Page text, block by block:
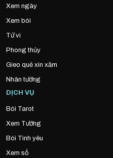
Xem ngày
Xem bói
Tử vi
Phong thủy
Gieo quẻ xin xăm
Nhân tướng
DỊCH VỤ
Bói Tarot
Xem Tướng
Bói Tình yêu
Xem số